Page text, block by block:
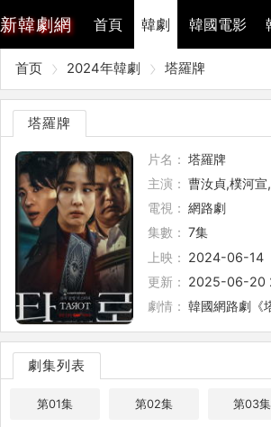
新韓劇網 首頁 韓劇 韓國電影
首页 2024年韓劇 塔羅牌
塔羅牌
片名： 塔羅牌
主演： 曹汝貞,樸河
電視： 網路劇
集數： 7集
上映： 2024-06-14
更新： 2025-06-20
劇情： 韓國網路劇《
劇集列表
第01集 第02集 第03集